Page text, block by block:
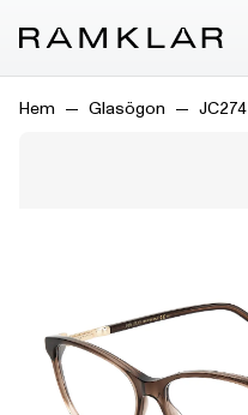
Hem Glasögon JC274